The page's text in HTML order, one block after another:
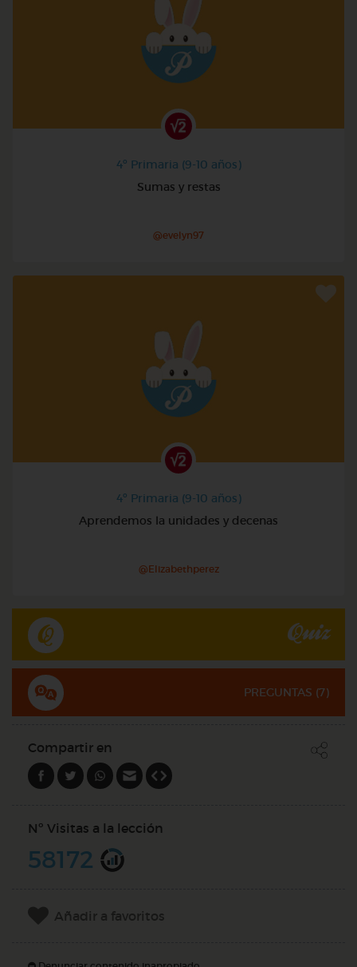
4º Primaria (9-10 años)
Sumas y restas
@evelyn97
4º Primaria (9-10 años)
Aprendemos la unidades y decenas
@Elizabethperez
Quiz
PREGUNTAS (7)
Compartir en
Nº Visitas a la lección
58172
Añadir a favoritos